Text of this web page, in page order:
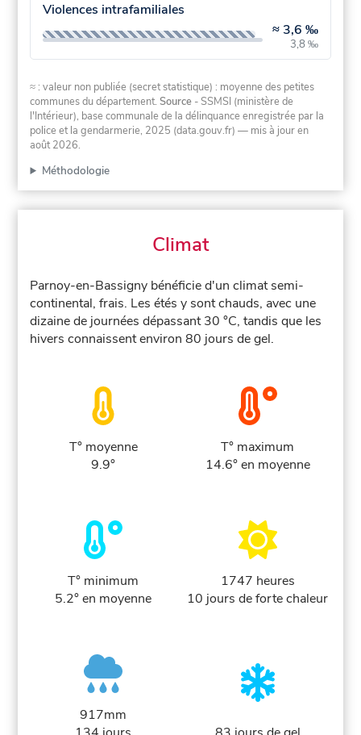
Violences intrafamiliales
≈ 3,6 ‰
3,8 ‰
≈ : valeur non publiée (secret statistique) : moyenne des petites
communes du département.Source - SSMSI (ministère de
l'Intérieur), base communale de la délinquance enregistrée par la
police et la gendarmerie, 2025 (data.gouv.fr) — mis à jour en
août 2026.
Méthodologie
Climat
Parnoy-en-Bassigny bénéficie d'un climat semi-
continental, frais. Les étés y sont chauds, avec une
dizaine de journées dépassant 30 °C, tandis que les
hivers connaissent environ 80 jours de gel.
T° moyenne
9.9°
T° maximum
14.6° en moyenne
T° minimum
5.2° en moyenne
1747 heures
10 jours de forte chaleur
917mm